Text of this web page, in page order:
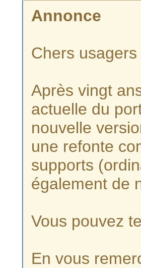
Annonce
Chers
Après vingt
actuelle du
nouvelle
une refonte
supports
également de
Vous pouvez
En vous